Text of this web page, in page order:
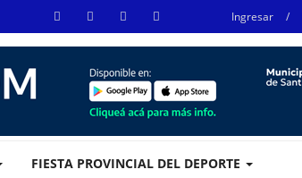
Ingresar /
FIESTA PROVINCIAL DEL DEPORTE